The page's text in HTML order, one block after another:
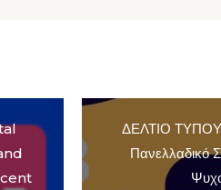
ΔΕΛΤΙΟ ΤΥΠΟΥ
Πανελλαδικό